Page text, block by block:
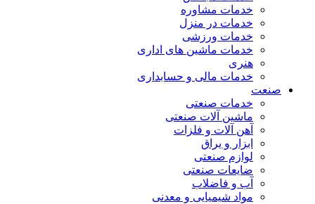
خدمات مشاوره
خدمات در منزل
خدمات ورزشی
خدمات ماشین های اداری
هنری
خدمات مالی و حسابداری
صنعت
خدمات صنعتی
ماشین آلات صنعتی
آهن آلات و فلزات
ابزار و یراق
لوازم صنعتی
ضایعات صنعتی
آب و فاضلاب
مواد شیمیایی و معدنی